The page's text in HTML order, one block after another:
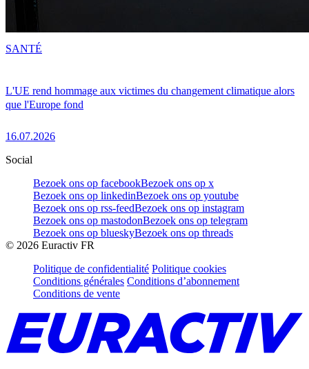
L'UE rend hommage aux victimes du changement climatique alors
que l'Europe fond
16.07.2026
SANTÉ
Social
Bezoek ons op facebookBezoek ons op x
Bezoek ons op linkedinBezoek ons op youtube
Bezoek ons op rss-feedBezoek ons op instagram
Bezoek ons op mastodonBezoek ons op telegram
Bezoek ons op blueskyBezoek ons op threads
© 2026 Euractiv FR
Politique de confidentialité Politique cookies
Conditions générales Conditions d’abonnement
Conditions de vente